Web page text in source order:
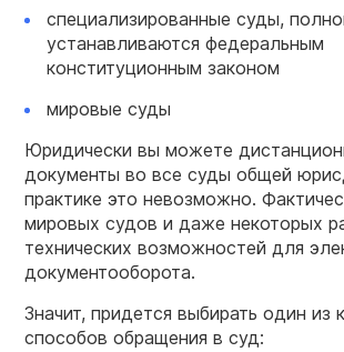
специализированные суды,
устанавливаются федеральным
конституционным законом
мировые суды
Юридически вы можете
документы во все суды общей
практике это невозможно.
мировых судов и даже некоторых
технических возможностей для
документооборота.
Значит, придется выбирать один из
способов обращения в суд: